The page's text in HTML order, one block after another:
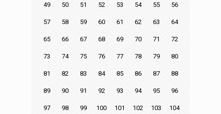
49 50 51 52 53 54 55 56
57 58 59 60 61 62 63 64
65 66 67 68 69 70 71 72
73 74 75 76 77 78 79 80
81 82 83 84 85 86 87 88
89 90 91 92 93 94 95 96
97 98 99 100 101 102 103 104